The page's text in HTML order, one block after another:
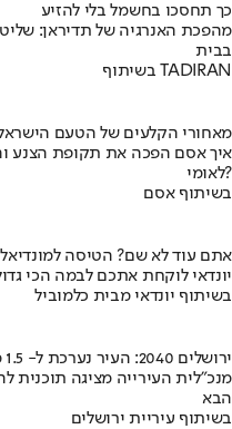
כך תחסכו בחשמל בלי להזיע
מהפכת האנרגיה של תדיראן:
בבית
בשיתוף TADIRAN
מאחורי הקלעים של הטעם
לאומי?
בשיתוף אסם
אתם עוד לא שם? הטיסה
יונדאי לוקחת אתכם לבמה הכי
בשיתוף יונדאי מבית כלמוביל
ירושלים 2040: העיר נערכת ל- 1.5 מליון תושבים
מנכ"לית העירייה מציגה תוכנית
הבא
בשיתוף עיריית ירושלים